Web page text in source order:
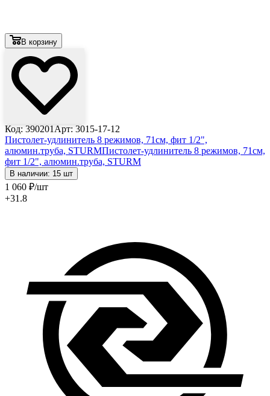
В корзину
Код: 390201 Арт: 3015-17-12
Пистолет-удлинитель 8 режимов, 71см, фит 1/2",
алюмин.труба, STURMПистолет-удлинитель 8 режимов, 71см,
фит 1/2", алюмин.труба, STURM
В наличии: 15 шт
1 060 ₽/шт
+31.8